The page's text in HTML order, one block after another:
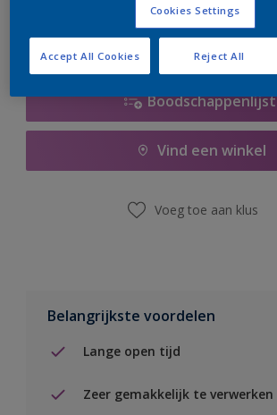
Boodschappenlijst
Vind een winkel
Voeg toe aan klus
Belangrijkste voordelen
Lange open tijd
Zeer gemakkelijk te verwerken
Cookies Settings
Reject All
Accept All Cookies